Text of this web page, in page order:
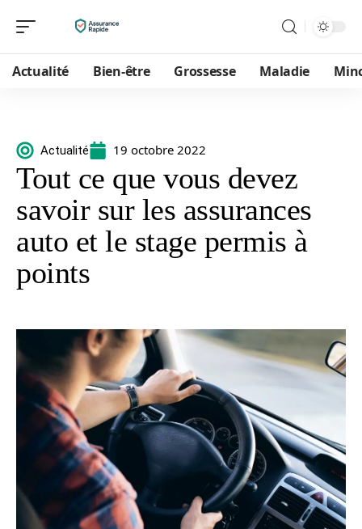
Actualité Bien-être Grossesse Maladie
Actualité 19 octobre 2022
Tout ce que vous devez
savoir sur les assurances
auto et le stage permis à
points